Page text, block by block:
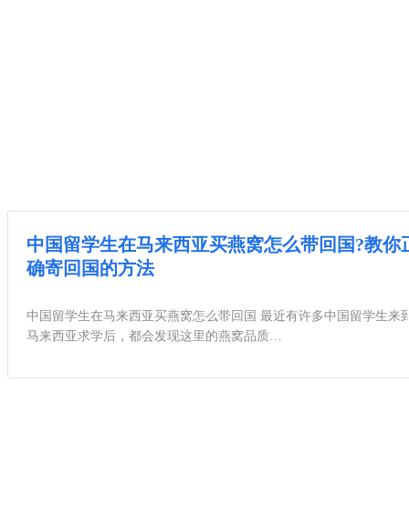
中国留学生在马来西亚买燕窝怎么带回国?教你
确寄回国的方法
中国留学生在马来西亚买燕窝怎么带回国 最近有许多中国留学生来
马来西亚求学后，都会发现这里的燕窝品质…